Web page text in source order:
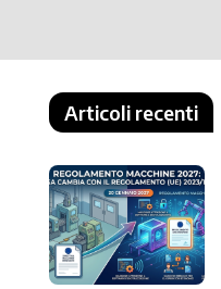
Articoli recenti